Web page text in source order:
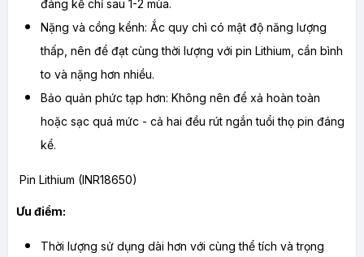
đáng kể chỉ sau 1-2 mùa.
Nặng và cồng kềnh: Ắc quy chì có mật độ năng lượng
thấp, nên để đạt cùng thời lượng với pin Lithium, cần bình
to và nặng hơn nhiều.
Bảo quản phức tạp hơn: Không nên để xả hoàn toàn
hoặc sạc quá mức - cả hai đều rút ngắn tuổi thọ pin đáng
kể.
Pin Lithium (INR18650)
Ưu điểm:
Thời lượng sử dụng dài hơn với cùng thể tích và trọng